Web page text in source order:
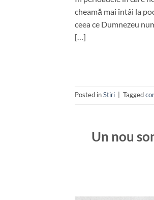
cheamă mai întâi la
ceea ce Dumnezeu
[…]
Posted inStiri Tagged
Un nou